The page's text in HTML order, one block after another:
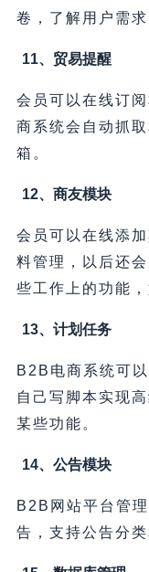
卷，了解用户需求
11、贸易提醒
会员可以在线订
商系统会自动抓
箱。
12、商友模块
会员可以在线添
料管理，以后还
些工作上的功能
13、计划任务
B2B电商系统可
自己写脚本实现
某些功能。
14、公告模块
B2B网站平台管
告，支持公告分类